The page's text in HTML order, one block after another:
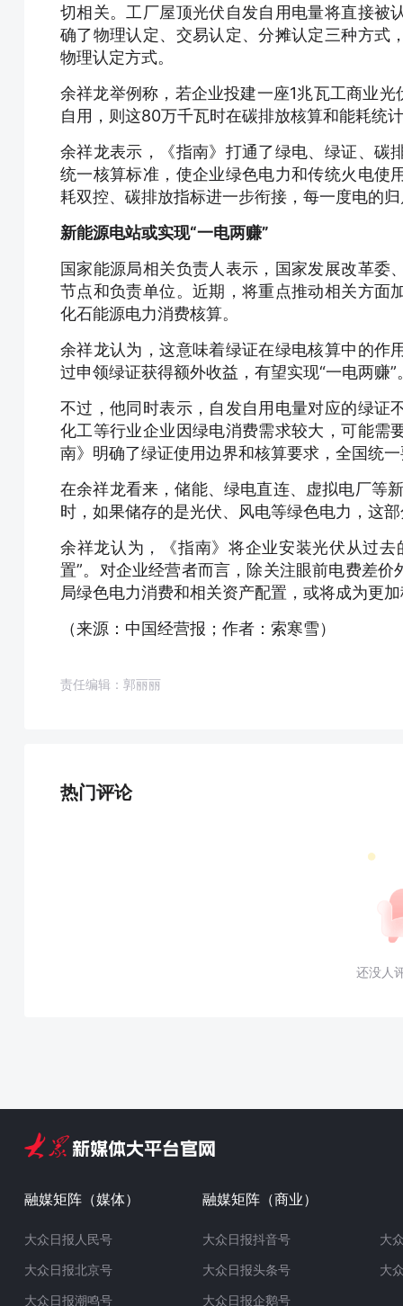
切相关。工厂屋顶光伏自发自用电量将直接被
确了物理认定、交易认定、分摊认定三种方式
物理认定方式。
余祥龙举例称，若企业投建一座1兆瓦工商业
自用，则这80万千瓦时在碳排放核算和能耗统
余祥龙表示，《指南》打通了绿电、绿证、碳
统一核算标准，使企业绿色电力和传统火电使
耗双控、碳排放指标进一步衔接，每一度电的
新能源电站或实现“一电两赚”
国家能源局相关负责人表示，国家发展改革委
节点和负责单位。近期，将重点推动相关方面
化石能源电力消费核算。
余祥龙认为，这意味着绿证在绿电核算中的作
过申领绿证获得额外收益，有望实现“一电两赚”
不过，他同时表示，自发自用电量对应的绿证
化工等行业企业因绿电消费需求较大，可能需
南》明确了绿证使用边界和核算要求，全国统
在余祥龙看来，储能、绿电直连、虚拟电厂等
时，如果储存的是光伏、风电等绿色电力，这
余祥龙认为，《指南》将企业安装光伏从过
置”。对企业经营者而言，除关注眼前电费差
局绿色电力消费和相关资产配置，或将成为更
（来源：中国经营报；作者：索寒雪）
责任编辑：郭丽丽
热门评论
还没人
融媒矩阵（媒体）
大众日报人民号
大众日报北京号
大众日报潮鸣号
融媒矩阵（商业）
大众日报抖音号
大众日报头条号
大众日报企鹅号
大
大